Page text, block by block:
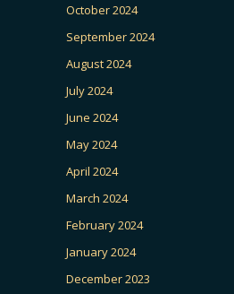
October 2024
September 2024
August 2024
July 2024
June 2024
May 2024
April 2024
March 2024
February 2024
January 2024
December 2023